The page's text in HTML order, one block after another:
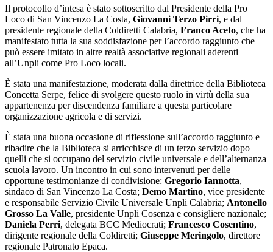
Il protocollo d’intesa è stato sottoscritto dal Presidente della Pro
Loco di San Vincenzo La Costa, Giovanni Terzo Pirri, e dal
presidente regionale della Coldiretti Calabria, Franco Aceto, che ha
manifestato tutta la sua soddisfazione per l’accordo raggiunto che
può essere imitato in altre realtà associative regionali aderenti
all’Unpli come Pro Loco locali.
È stata una manifestazione, moderata dalla direttrice della Biblioteca
Concetta Serpe, felice di svolgere questo ruolo in virtù della sua
appartenenza per discendenza familiare a questa particolare
organizzazione agricola e di servizi.
È stata una buona occasione di riflessione sull’accordo raggiunto e
ribadire che la Biblioteca si arricchisce di un terzo servizio dopo
quelli che si occupano del servizio civile universale e dell’alternanza
scuola lavoro. Un incontro in cui sono intervenuti per delle
opportune testimonianze di condivisione: Gregorio Iannotta,
sindaco di San Vincenzo La Costa; Demo Martino, vice presidente
e responsabile Servizio Civile Universale Unpli Calabria; Antonello
Grosso La Valle, presidente Unpli Cosenza e consigliere nazionale;
Daniela Perri, delegata BCC Mediocrati; Francesco Cosentino,
dirigente regionale della Coldiretti; Giuseppe Meringolo, direttore
regionale Patronato Epaca.